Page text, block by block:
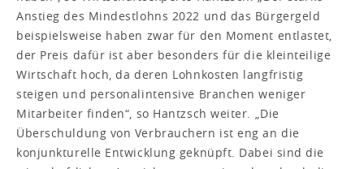
Anstieg des Mindestlohns 2022 und das Bürgergeld
beispielsweise haben zwar für den Moment entlastet,
der Preis dafür ist aber besonders für die kleinteilige
Wirtschaft hoch, da deren Lohnkosten langfristig
steigen und personalintensive Branchen weniger
Mitarbeiter finden“, so Hantzsch weiter. „Die
Überschuldung von Verbrauchern ist eng an die
konjunkturelle Entwicklung geknüpft. Dabei sind die